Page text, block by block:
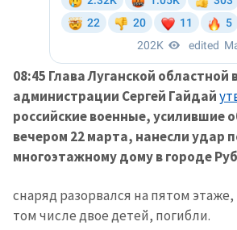
08:45 Глава Луганской областной
администрации Сергей Гайдай
российские военные, усилившие
вечером 22 марта, нанесли удар
многоэтажному дому в городе
снаряд разорвался на пятом
том числе двое детей, погибли.